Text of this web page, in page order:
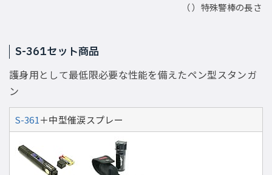
（ ）特殊警棒の長さ
S-361セット商品
護身用として最低限必要な性能を備えたペン型スタンガ
ン
S-361＋中型催涙スプレー